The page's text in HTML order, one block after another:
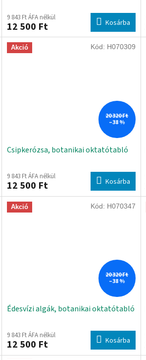
9 843 Ft ÁFA nélkül
12 500 Ft Kosárba
Akció
20 320 Ft
–38 %
Csipkerózsa, botanikai oktatótabló
9 843 Ft ÁFA nélkül
12 500 Ft Kosárba
Kód: H070309
Akció
20 320 Ft
–38 %
Édesvízi algák, botanikai oktatótabló
9 843 Ft ÁFA nélkül
12 500 Ft Kosárba
Kód: H070347